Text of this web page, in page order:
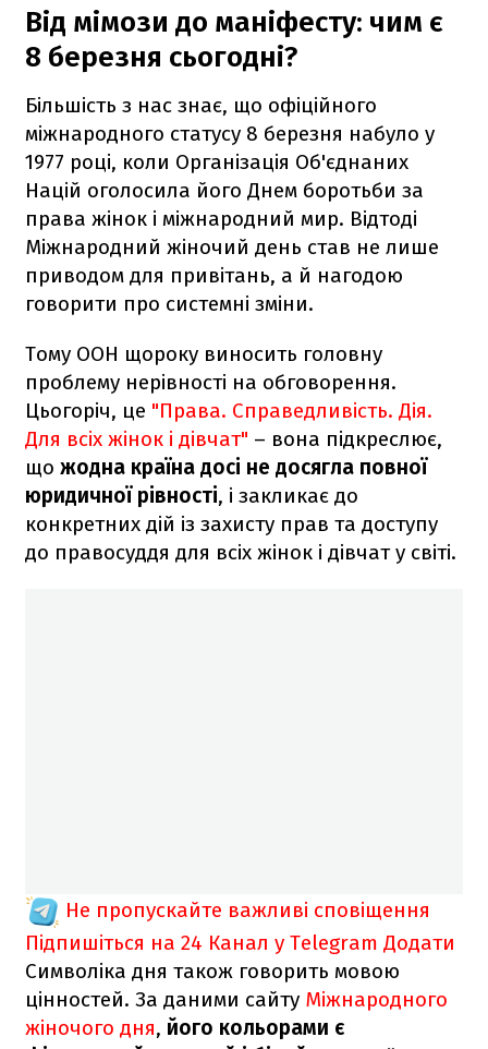
Від мімози до маніфесту: чим є
8 березня сьогодні?
Більшість з нас знає, що офіційного
міжнародного статусу 8 березня набуло у
1977 році, коли Організація Об'єднаних
Націй оголосила його Днем боротьби за
права жінок і міжнародний мир. Відтоді
Міжнародний жіночий день став не лише
приводом для привітань, а й нагодою
говорити про системні зміни.
Тому ООН щороку виносить головну
проблему нерівності на обговорення.
Цьогоріч, це "Права. Справедливість. Дія.
Для всіх жінок і дівчат" – вона підкреслює,
що жодна країна досі не досягла повної
юридичної рівності, і закликає до
конкретних дій із захисту прав та доступу
до правосуддя для всіх жінок і дівчат у світі.
Не пропускайте важливі сповіщення
Підпишіться на 24 Канал у Telegram Додати
Символіка дня також говорить мовою
цінностей. За даними сайту Міжнародного
жіночого дня, його кольорами є